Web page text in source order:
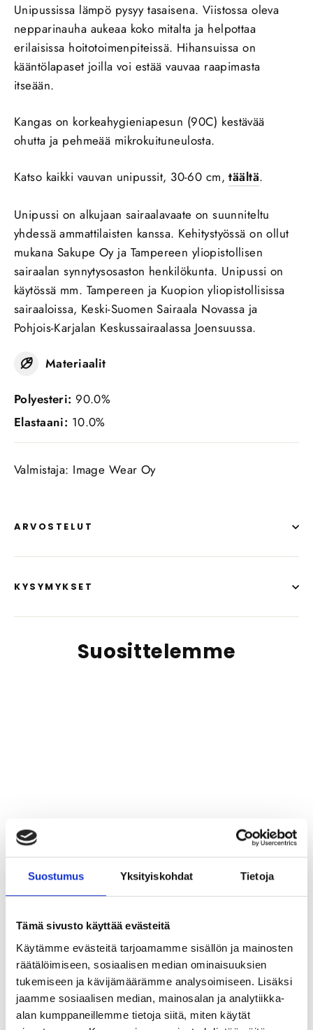
Suostumus Yksityiskohdat Tietoja
Tämä sivusto käyttää evästeitä
Käytämme evästeitä tarjoamamme sisällön ja mainosten
räätälöimiseen, sosiaalisen median ominaisuuksien
tukemiseen ja kävijämäärämme analysoimiseen. Lisäksi
jaamme sosiaalisen median, mainosalan ja analytiikka-
alan kumppaneillemme tietoja siitä, miten käytät
Unipussissa lämpö pysyy tasaisena. Viistossa oleva
nepparinauha aukeaa koko mitalta ja helpottaa
erilaisissa hoitotoimenpiteissä. Hihansuissa on
kääntölapaset joilla voi estää vauvaa raapimasta
itseään.
Kangas on korkeahygieniapesun (90C) kestävää
ohutta ja pehmeää mikrokuituneulosta.
Katso kaikki vauvan unipussit, 30-60 cm,täältä.
Unipussi on alkujaan sairaalavaate on suunniteltu
yhdessä ammattilaisten kanssa. Kehitystyössä on ollut
mukana Sakupe Oy ja Tampereen yliopistollisen
sairaalan synnytysosaston henkilökunta. Unipussi on
käytössä mm. Tampereen ja Kuopion yliopistollisissa
sairaaloissa, Keski-Suomen Sairaala Novassa ja
Pohjois-Karjalan Keskussairaalassa Joensuussa.
Materiaalit
Polyesteri:90.0%
Elastaani: 10.0%
Valmistaja: Image Wear Oy
ARVOSTELUT
KYSYMYKSET
Suosittelemme
Vauvan Unipussi 60cm
Arvio: 5.0 5:sta tähdestä
€34,00
€27,09 (ALV 0%)